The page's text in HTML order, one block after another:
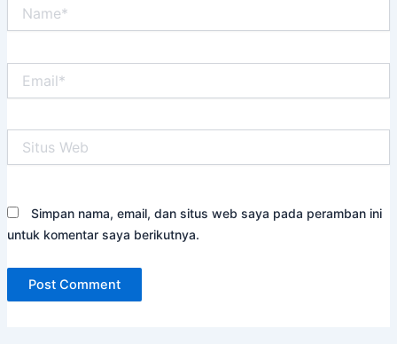
Web
Simpan nama, email, dan situs web saya pada peramban ini
untuk komentar saya berikutnya.